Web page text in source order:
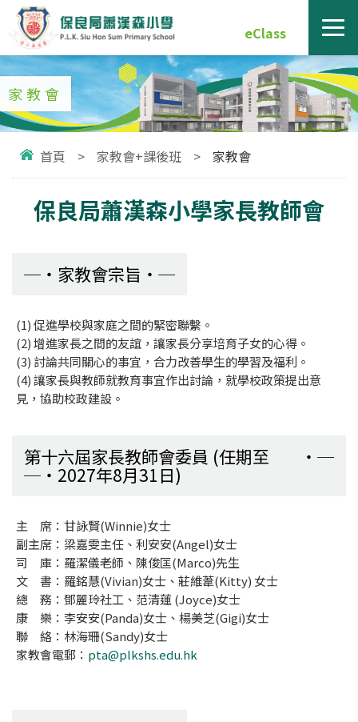
eClass
家教會
首頁 > 家教會+課後班 > 家教會
保良局蕭漢森小學家長教師會
家教會宗旨
(1) 促進學校與家庭之間的緊密聯繫。
(2) 增進家長之間的友誼，讓家長分享培育子女的心得。
(3) 討論共同關心的事宜，合力改善學生的學習及福利。
(4) 讓家長與教師就教育事宜作出討論，就學校政策提出意
見，協助校政建設。
第十六屆家長教師會委員 (任期至
2027年8月31日)
主 席：甘詠賢(Winnie)女士
副主席：梁嘉雯主任、利安安(Angel)女士
司 庫：羅潔儀老師、陳俊匡(Marco)先生
文 書：羅銘慧(Vivian)女士、莊維葦(Kitty) 女士
總 務：鄧麗玲社工、范清蓮 (Joyce)女士
康 樂：李安安(Panda)女士、楊美芝(Gigi)女士
聯 絡：林海珊(Sandy)女士
家教會電郵： pta@plkshs.edu.hk